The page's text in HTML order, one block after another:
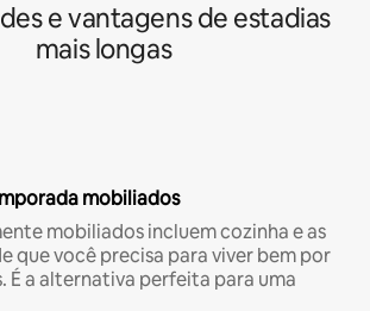
e vantagens de estadias
mais longas
mobiliados
mobiliados incluem cozinha e as
que você precisa para viver bem por
É a alternativa perfeita para uma